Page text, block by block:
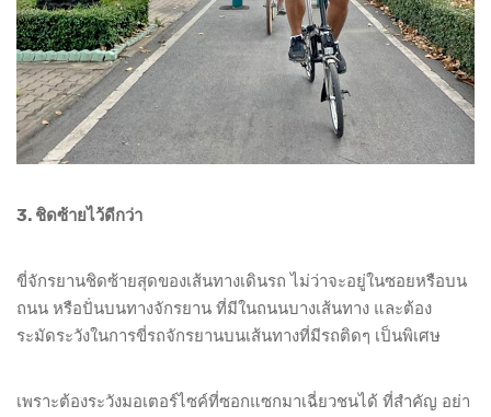
3. ชิดซ้ายไว้ดีกว่า
ขี่จักรยานชิดซ้ายสุดของเส้นทางเดินรถ ไม่ว่าจะอยู่ในซอยหรือบน
ถนน หรือปั่นบนทางจักรยาน ที่มีในถนนบางเส้นทาง และต้อง
ระมัดระวังในการขี่รถจักรยานบนเส้นทางที่มีรถติดๆ เป็นพิเศษ
เพราะต้องระวังมอเตอร์ไซค์ที่ซอกแซกมาเฉี่ยวชนได้ ที่สำคัญ อย่า